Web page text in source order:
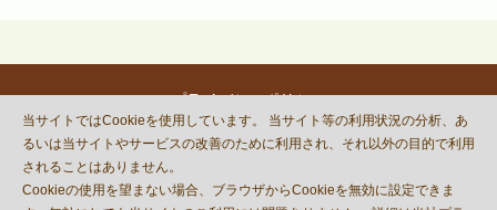
プライバシーポリシー
© DECOBOCO BASE Co.,Ltd.
and Terms of Serviceapply.
当サイトではCookieを使用しています。 当サイト等の利用状況の分析、あ
るいは当サイトやサービスの改善のために利用され、それ以外の目的で利用
されることはありません。
Cookieの使用を望まない場合、ブラウザからCookieを無効に設定できま